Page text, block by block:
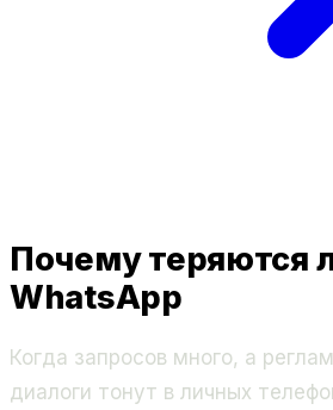
Почему теряются
WhatsApp
Когда запросов много, а
диалоги тонут в личных